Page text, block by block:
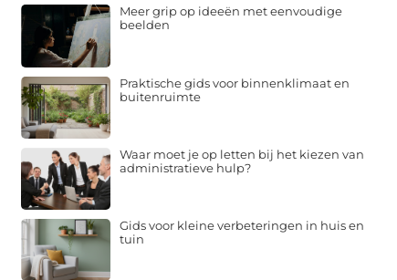
Meer grip op ideeën met eenvoudige
beelden
Praktische gids voor binnenklimaat en
buitenruimte
Waar moet je op letten bij het kiezen van
administratieve hulp?
Gids voor kleine verbeteringen in huis en
tuin